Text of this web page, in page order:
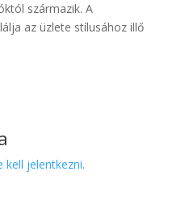
származik. A
az üzlete stílusához illő
kell jelentkezni.